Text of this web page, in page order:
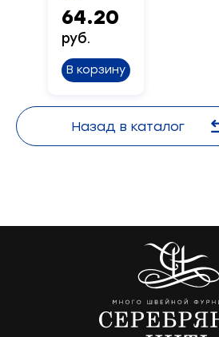
64.20
руб.
В корзину
Назад в каталог